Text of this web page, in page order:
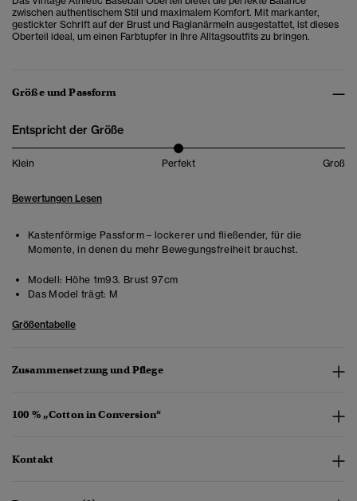
zwischen authentischem Stil und maximalem Komfort. Mit markanter,
gestickter Schrift auf der Brust und Raglanärmeln ausgestattet, ist dieses
Oberteil ideal, um einen Farbtupfer in Ihre Alltagsoutfits zu bringen.
Größe und Passform
Entspricht der Größe
Klein Perfekt Groß
Bewertungen Lesen
Kastenförmige Passform – lockerer und fließender, für die
Momente, in denen du mehr Bewegungsfreiheit brauchst.
Modell: Höhe 1m93. Brust 97cm
Das Model trägt: M
Größentabelle
Zusammensetzung und Pflege
100 % „Cotton in Conversion“
Kontakt